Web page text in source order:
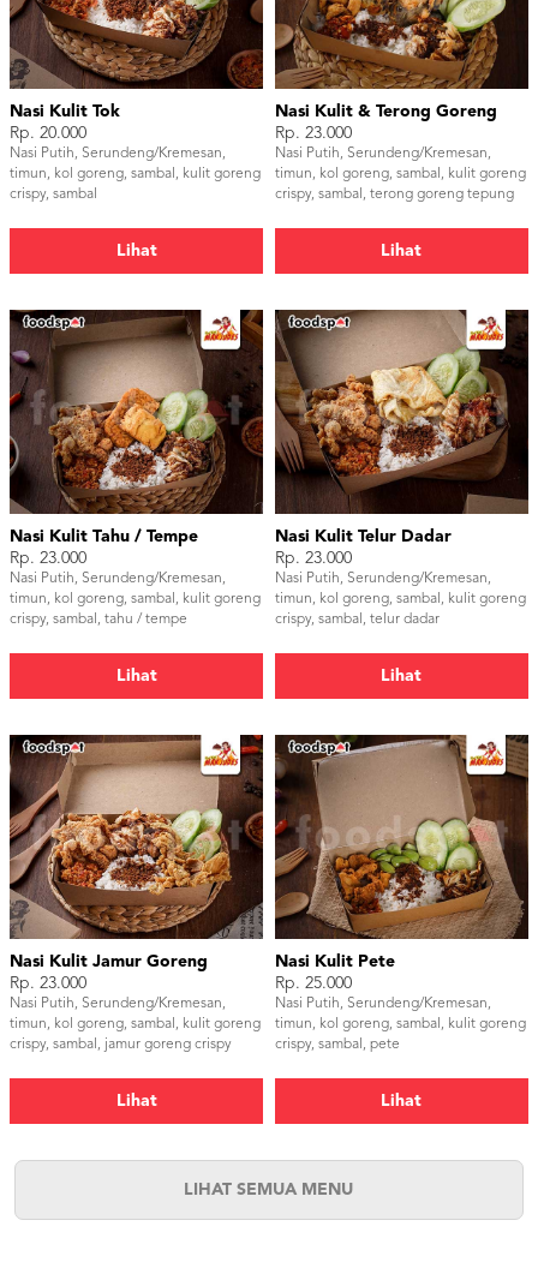
Nasi Kulit Tok
Rp. 20.000
Nasi Putih, Serundeng/Kremesan,
timun, kol goreng, sambal, kulit goreng
crispy, sambal
Lihat
Nasi Kulit & Terong Goreng
Rp. 23.000
Nasi Putih, Serundeng/Kremesan,
timun, kol goreng, sambal, kulit goreng
crispy, sambal, terong goreng tepung
Lihat
Nasi Kulit Tahu / Tempe
Rp. 23.000
Nasi Putih, Serundeng/Kremesan,
timun, kol goreng, sambal, kulit goreng
crispy, sambal, tahu / tempe
Lihat
Nasi Kulit Telur Dadar
Rp. 23.000
Nasi Putih, Serundeng/Kremesan,
timun, kol goreng, sambal, kulit goreng
crispy, sambal, telur dadar
Lihat
Nasi Kulit Jamur Goreng
Rp. 23.000
Nasi Putih, Serundeng/Kremesan,
timun, kol goreng, sambal, kulit goreng
crispy, sambal, jamur goreng crispy
Lihat
Nasi Kulit Pete
Rp. 25.000
Nasi Putih, Serundeng/Kremesan,
timun, kol goreng, sambal, kulit goreng
crispy, sambal, pete
Lihat
LIHAT SEMUA MENU